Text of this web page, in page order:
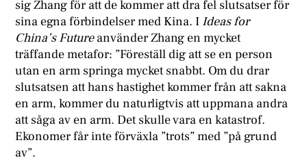
sig Zhang för att de kommer att dra fel slutsatser för
sina egna förbindelser med Kina. I Ideas for
China’s Futureanvänder Zhang en mycket
träffande metafor: ”Föreställ dig att se en person
utan en arm springa mycket snabbt. Om du drar
slutsatsen att hans hastighet kommer från att sakna
en arm, kommer du naturligtvis att uppmana andra
att såga av en arm. Det skulle vara en katastrof.
Ekonomer får inte förväxla ”trots” med ”på grund
av”.